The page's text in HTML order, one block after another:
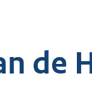
de